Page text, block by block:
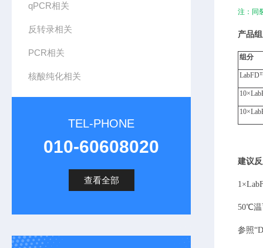
qPCR相关
反转录相关
PCR相关
核酸纯化相关
TEL-PHONE
010-60608020
查看全部
注：同
产品
组分
LabFD
10×
10×
建议
1×
50℃温
参照